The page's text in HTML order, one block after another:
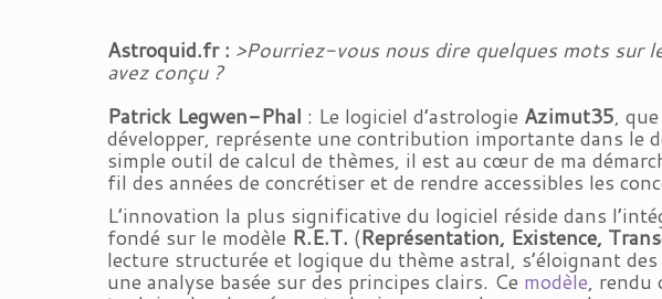
Astroquid.fr : >Pourriez-vous nous dire quelques mots sur
avez conçu ?
Patrick Legwen-Phal : Le logiciel d’astrologie Azimut35,
développer, représente une contribution importante dans le
simple outil de calcul de thèmes, il est au cœur de ma
fil des années de concrétiser et de rendre accessibles les
L’innovation la plus significative du logiciel réside dans
fondé sur le modèle R.E.T. (Représentation, Existence,
lecture structurée et logique du thème astral, s’éloignant
une analyse basée sur des principes clairs. Ce modèle, rendu